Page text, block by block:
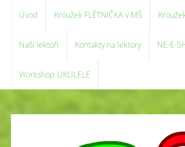
Úvod Kroužek FLÉTNIČKA v MŠ
Naši lektoři Kontakty na lektory NE-E-
Workshop UKULELE